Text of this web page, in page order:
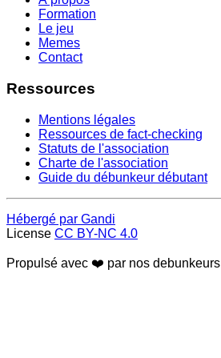
Formation
Le jeu
Memes
Contact
Ressources
Mentions légales
Ressources de fact-checking
Statuts de l'association
Charte de l'association
Guide du débunkeur débutant
Hébergé par Gandi
License CC BY-NC 4.0
Propulsé avec ❤️ par nos debunkeurs